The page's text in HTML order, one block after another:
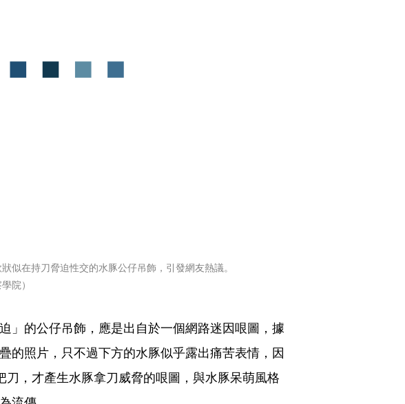
似在持刀脅迫性交的水豚公仔吊飾，引發網友熱議。
院）
」的公仔吊飾，應是出自於一個網路迷因哏圖，據
的照片，只不過下方的水豚似乎露出痛苦表情，因
刀，才產生水豚拿刀威脅的哏圖，與水豚呆萌風格